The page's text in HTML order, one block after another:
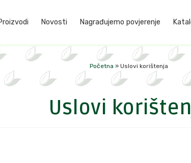
Novosti Nagrađujemo povjerenje
Početna » Uslovi korištenja
Uslovi